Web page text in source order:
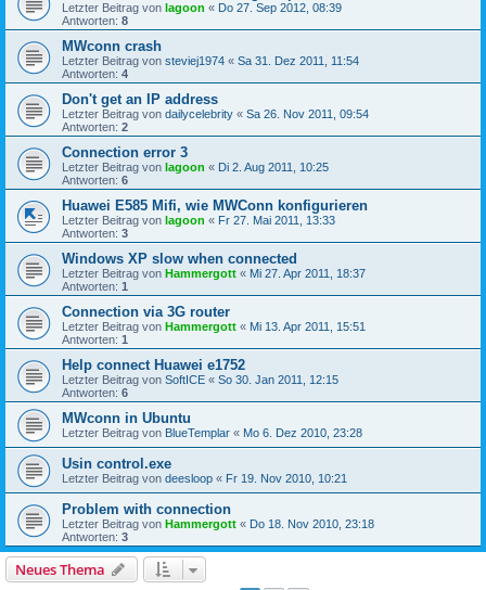
Letzter Beitrag von lagoon « Do 27. Sep 2012, 08:39
Antworten: 8
MWconn crash
Letzter Beitrag von steviej1974 « Sa 31. Dez 2011, 11:54
Antworten: 4
Don't get an IP address
Letzter Beitrag von dailycelebrity « Sa 26. Nov 2011, 09:54
Antworten: 2
Connection error 3
Letzter Beitrag von lagoon « Di 2. Aug 2011, 10:25
Antworten: 6
Huawei E585 Mifi, wie MWConn konfigurieren
Letzter Beitrag von lagoon « Fr 27. Mai 2011, 13:33
Antworten: 3
Windows XP slow when connected
Letzter Beitrag von Hammergott « Mi 27. Apr 2011, 18:37
Antworten: 1
Connection via 3G router
Letzter Beitrag von Hammergott « Mi 13. Apr 2011, 15:51
Antworten: 1
Help connect Huawei e1752
Letzter Beitrag von SoftICE « So 30. Jan 2011, 12:15
Antworten: 6
MWconn in Ubuntu
Letzter Beitrag von BlueTemplar « Mo 6. Dez 2010, 23:28
Usin control.exe
Letzter Beitrag von deesloop « Fr 19. Nov 2010, 10:21
Problem with connection
Letzter Beitrag von Hammergott « Do 18. Nov 2010, 23:18
Antworten: 3
Neues Thema